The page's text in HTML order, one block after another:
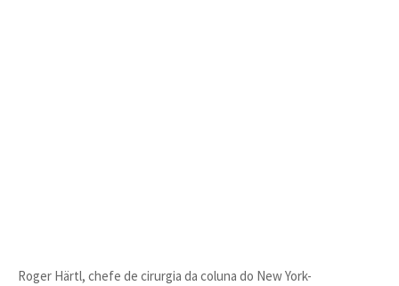
Roger Härtl, chefe de cirurgia da coluna do New York-